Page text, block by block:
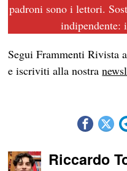
padroni sono i lettori.
Segui Frammenti Rivista
e iscriviti alla nostra
Riccardo